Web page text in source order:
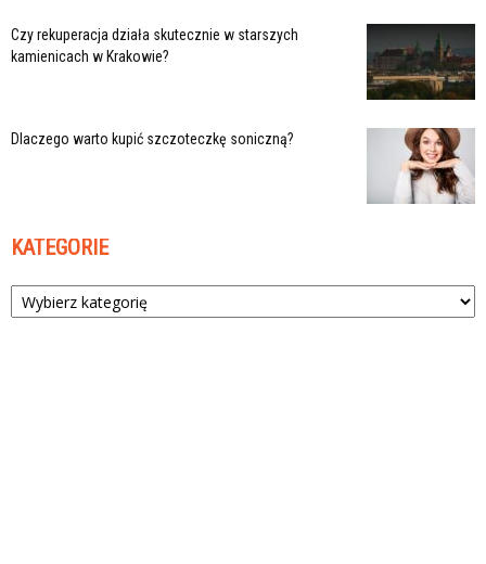
Czy rekuperacja działa skutecznie w starszych
kamienicach w Krakowie?
Dlaczego warto kupić szczoteczkę soniczną?
KATEGORIE
Kategorie